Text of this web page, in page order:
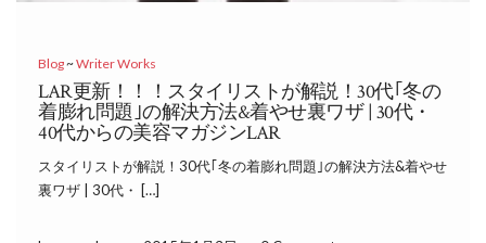
Blog~Writer Works
LAR更新！！！スタイリストが解説！30代｢冬の
着膨れ問題｣の解決方法&着やせ裏ワザ | 30代・
40代からの美容マガジンLAR
スタイリストが解説！30代｢冬の着膨れ問題｣の解決方法&着やせ
裏ワザ | 30代・ […]